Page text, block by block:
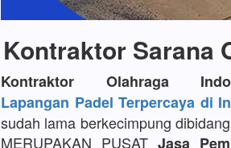
Kontraktor Sarana
Kontraktor Olahraga
Lapangan Padel Terpercaya di
sudah lama berkecimpung
MERUPAKAN PUSAT Jasa